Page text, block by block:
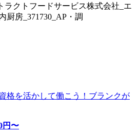
ラクトフードサービス株式会社_エ
厨房_371730_AP・調
格を活かして働こう！ブランクが
円〜